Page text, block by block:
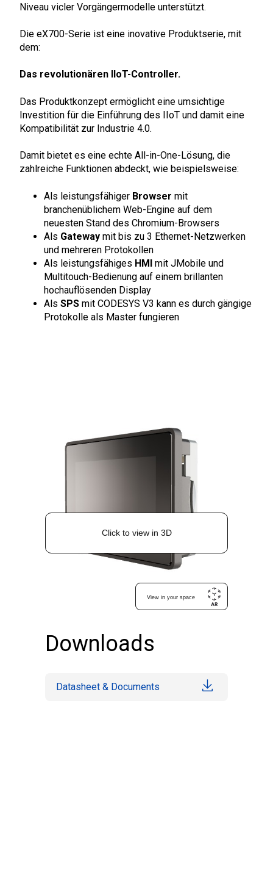
Niveau vicler Vorgängermodelle unterstützt.
Die eX700-Serie ist eine inovative Produktserie, mit
dem:
Das revolutionären IIoT-Controller.
Das Produktkonzept ermöglicht eine umsichtige
Investition für die Einführung des IIoT und damit eine
Kompatibilität zur Industrie 4.0.
Damit bietet es eine echte All-in-One-Lösung, die
zahlreiche Funktionen abdeckt, wie beispielsweise:
Als leistungsfähiger Browser mit
branchenüblichem Web-Engine auf dem
neuesten Stand des Chromium-Browsers
Als Gateway mit bis zu 3 Ethernet-Netzwerken
und mehreren Protokollen
Als leistungsfähiges HMI mit JMobile und
Multitouch-Bedienung auf einem brillanten
hochauflösenden Display
Als SPS mit CODESYS V3 kann es durch gängige
Protokolle als Master fungieren
Downloads
Datasheet & Documents